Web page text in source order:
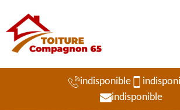
indisponible
indisponible